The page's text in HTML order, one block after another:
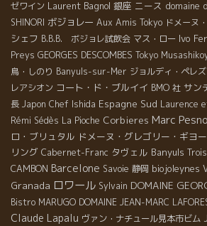
ゼワイン Laurent Bagnol 銀座 ニース domaine
SHINORI ボジョレー Aux Amis Tokyo ドメーヌ
シェフ B.B.B. ボジョレ試飲会 マス・ロー Ivo
Preys GEORGES DESCOMBES Tokyo
鳥・しのり Banyuls-sur-Mer ジョルディ・ペレズ
レアシオン コート・ド・ブルイイ BMO 社 サン
長 Japon Chef Ishida Espagne Sud Laurence
Rémi Sédès La Pioche Corbieres Marc
ロ・ブリュタル ドメーヌ・グレゴリー・ギヨ
リング Cabernet-Franc タヴェル Banyuls
CAMBON Barcelone Savoie 静岡 biojoleynes
Granada ロワール Sylvain DOMAINE
Bistro MARUGO DOMAINE JEAN-MARC
Claude Lapalu ヴァン・ナチュール見本市ビム